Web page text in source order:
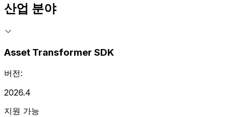
산업 분야
Asset Transformer SDK
버전:
2026.4
지원 가능